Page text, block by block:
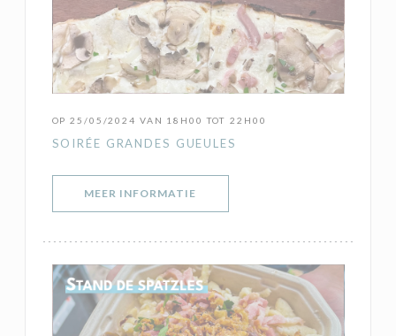
OP 25/05/2024 VAN 18H00 TOT 22H00
SOIRÉE GRANDES GUEULES
MEER INFORMATIE